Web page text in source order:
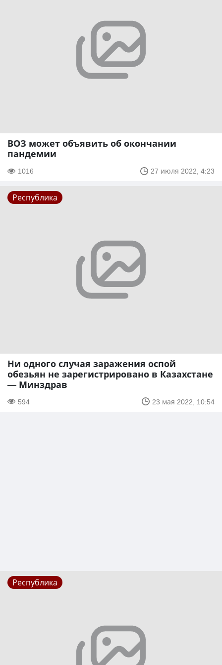
ВОЗ может объявить об окончании
пандемии
1016 27 июля 2022, 4:23
Республика
Ни одного случая заражения оспой
обезьян не зарегистрировано в Казахстане
— Минздрав
594 23 мая 2022, 10:54
Республика